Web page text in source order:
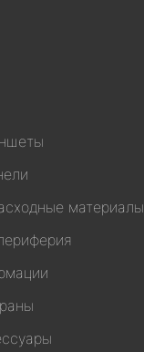
материалы